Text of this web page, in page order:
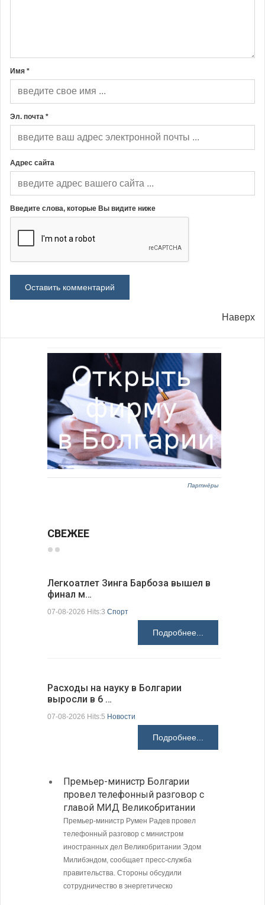
Имя *
Эл. почта *
Адрес сайта
Введите слова, которые Вы видите ниже
Наверх
Партнёры
СВЕЖЕЕ
Легкоатлет Зинга Барбоза вышел в
финал м…
07-08-2026 Hits:3 Спорт
Подробнее...
Расходы на науку в Болгарии
выросли в 6 …
07-08-2026 Hits:5 Новости
Подробнее...
Премьер-министр Болгарии
провел телефонный разговор с
главой МИД Великобритании
Премьер-министр Румен Радев провел
телефонный разговор с министром
иностранных дел Великобритании Эдом
Милибэндом, сообщает пресс-служба
правительства. Стороны обсудили
сотрудничество в энергетическо